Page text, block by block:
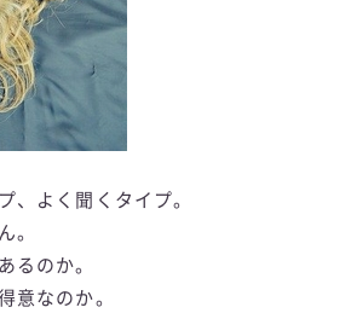
、よく聞くタイプ。
。
るのか。
意なのか。